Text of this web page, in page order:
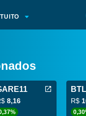
8,16 R$